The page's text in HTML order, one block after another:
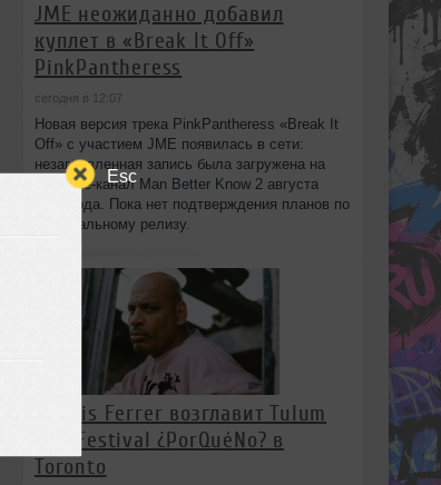
Esc
JME неожиданно добавил
куплет в «Break It Off»
PinkPantheress
сегодня в 12:07
Новая версия трека PinkPantheress «Break It
Off» с участием JME появилась в сети:
незаглавленная запись была загружена на
YouTube-канал Man Better Know 2 августа
2026 года. Пока нет подтверждения планов по
официальному релизу.
Dennis Ferrer возглавит Tulum
Day Festival ¿PorQuéNo? в
Toronto